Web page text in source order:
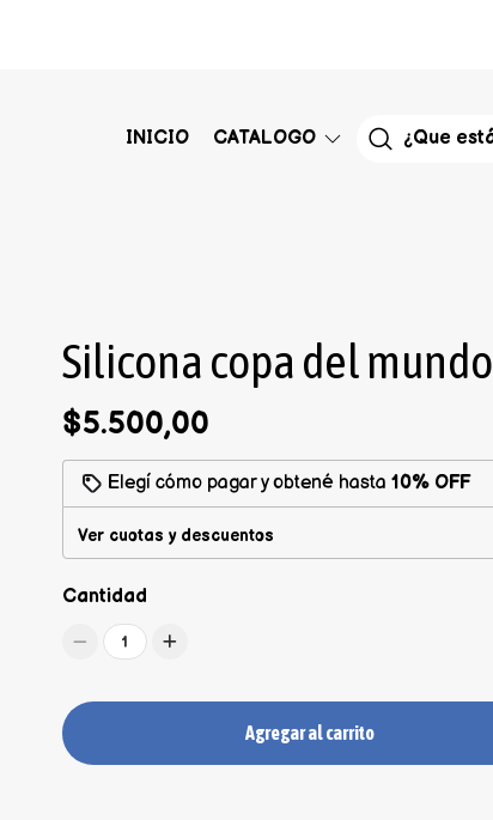
INICIO CATALOGO
Silicona copa del mundo
$5.500,00
Elegí cómo pagar y obtené hasta 10% OFF
Ver cuotas y descuentos
Cantidad
1
Agregar al carrito